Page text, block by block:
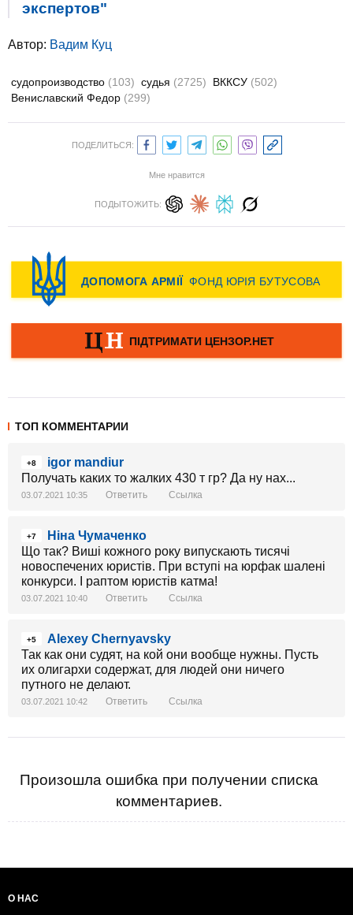
экспертов"
Автор: Вадим Куц
судопроизводство (103) судья (2725) ВККСУ (502)
Вениславский Федор (299)
ПОДЕЛИТЬСЯ:
Мне нравится
ПОДЫТОЖИТЬ:
ТОП КОММЕНТАРИИ
+8
igor mandiur
Получать каких то жалких 430 т гр? Да ну нах...
03.07.2021 10:35 Ответить Ссылка
+7
Ніна Чумаченко
Що так? Виші кожного року випускають тисячі
новоспечених юристів. При вступі на юрфак шалені
конкурси. І раптом юристів катма!
03.07.2021 10:40 Ответить Ссылка
+5
Alexey Chernyavsky
Так как они судят, на кой они вообще нужны. Пусть
их олигархи содержат, для людей они ничего
путного не делают.
03.07.2021 10:42 Ответить Ссылка
Произошла ошибка при получении списка
комментариев.
О НАС